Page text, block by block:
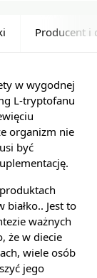
Producent i
w wygodnej
L-tryptofanu
organizm nie
być
białko.. Jest to
ważnych
że w diecie
wiele osób
jego